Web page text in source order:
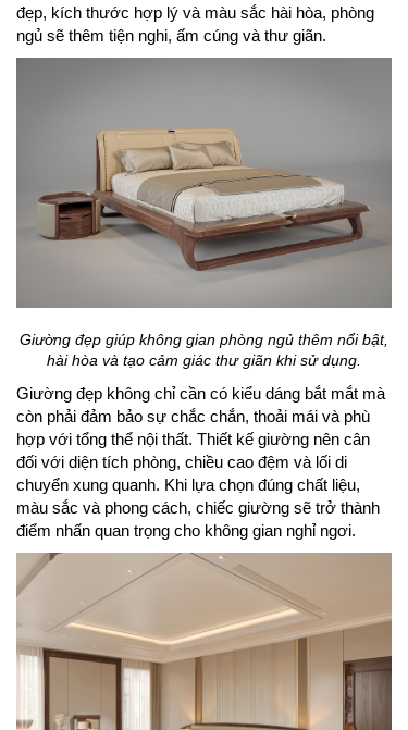
đẹp, kích thước hợp lý và màu sắc hài hòa, phòng
ngủ sẽ thêm tiện nghi, ấm cúng và thư giãn.
Giường đẹp giúp không gian phòng ngủ thêm nổi bật,
hài hòa và tạo cảm giác thư giãn khi sử dụng.
Giường đẹp không chỉ cần có kiểu dáng bắt mắt mà
còn phải đảm bảo sự chắc chắn, thoải mái và phù
hợp với tổng thể nội thất. Thiết kế giường nên cân
đối với diện tích phòng, chiều cao đệm và lối di
chuyển xung quanh. Khi lựa chọn đúng chất liệu,
màu sắc và phong cách, chiếc giường sẽ trở thành
điểm nhấn quan trọng cho không gian nghỉ ngơi.